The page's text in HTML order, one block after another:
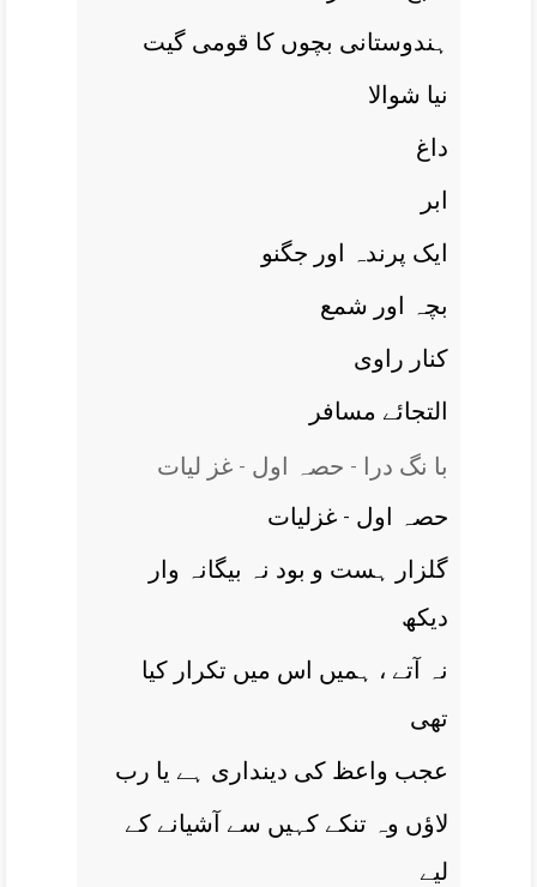
ہندوستانی بچوں کا قومی گيت
نيا شوالا
داغ
ابر
ايک پرندہ اور جگنو
بچہ اور شمع
کنار راوی
التجائے مسافر
با نگ درا - حصہ اول - غز ليات
حصہ اول - غزلیات
گلزار ہست و بود نہ بيگانہ وار
ديکھ
نہ آتے ، ہميں اس ميں تکرار کيا
تھی
عجب واعظ کی دينداری ہے يا رب
لاؤں وہ تنکے کہيں سے آشيانے کے
ليے